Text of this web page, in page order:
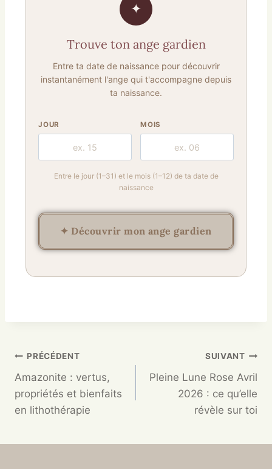
✦
Trouve ton ange gardien
Entre ta date de naissance pour découvrir
instantanément l'ange qui t'accompagne depuis
ta naissance.
JOUR MOIS
Entre le jour (1–31) et le mois (1–12) de ta date de
naissance
✦ Découvrir mon ange gardien
PRÉCÉDENT
Amazonite : vertus,
propriétés et bienfaits
en lithothérapie
SUIVANT
Pleine Lune Rose Avril
2026 : ce qu’elle
révèle sur toi